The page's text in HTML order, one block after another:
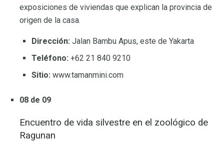
exposiciones de viviendas que explican la provincia de
origen de la casa.
Dirección: Jalan Bambu Apus, este de Yakarta
Teléfono: +62 21 840 9210
Sitio: www.tamanmini.com
08 de 09
Encuentro de vida silvestre en el zoológico de
Ragunan